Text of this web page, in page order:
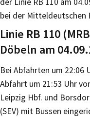
bei der Mitteldeutschen
Linie RB 110
Döbeln am
Bei Abfahrten um 22:06
Abfahrt um 21:53 Uhr
Leipzig Hbf. und
(SEV) mit Bussen